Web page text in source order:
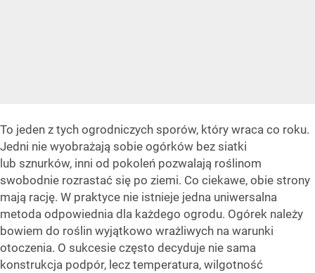
To jeden z tych ogrodniczych sporów, który wraca co roku.
Jedni nie wyobrażają sobie ogórków bez siatki
lub sznurków, inni od pokoleń pozwalają roślinom
swobodnie rozrastać się po ziemi. Co ciekawe, obie strony
mają rację. W praktyce nie istnieje jedna uniwersalna
metoda odpowiednia dla każdego ogrodu. Ogórek należy
bowiem do roślin wyjątkowo wrażliwych na warunki
otoczenia. O sukcesie często decyduje nie sama
konstrukcja podpór, lecz temperatura, wilgotność